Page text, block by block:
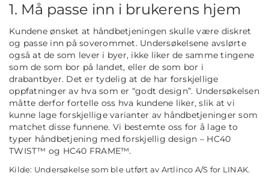
1. Må passe inn i brukerens hjem
Kundene ønsket at håndbetjeningen skulle være diskret
og passe inn på soverommet. Undersøkelsene avslørte
også at de som lever i byer, ikke liker de samme tingene
som de som bor på landet, eller de som bor i
drabantbyer. Det er tydelig at de har forskjellige
oppfatninger av hva som er “godt design”. Undersøkelsen
måtte derfor fortelle oss hva kundene liker, slik at vi
kunne lage forskjellige varianter av håndbetjeninger som
matchet disse funnene. Vi bestemte oss for å lage to
typer håndbetjening med forskjellig design – HC40
TWIST™ og HC40 FRAME™.
Kilde: Undersøkelse som ble utført av Artlinco A/S for LINAK.